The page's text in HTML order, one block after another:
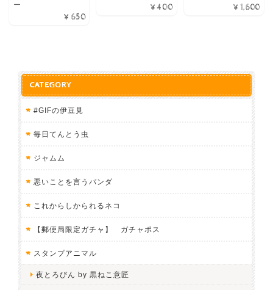
ー
¥650
¥400 ¥1,600
CATEGORY
#GIFの伊豆見
毎日てんとう虫
ジャムム
悪いことを言うパンダ
これからしかられるネコ
【郵便局限定ガチャ】 ガチャポス
スタンプアニマル
夜とろびん by 黒ねこ意匠